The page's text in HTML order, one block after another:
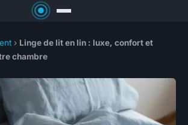
› Linge de lit en lin : luxe, confort et
chambre